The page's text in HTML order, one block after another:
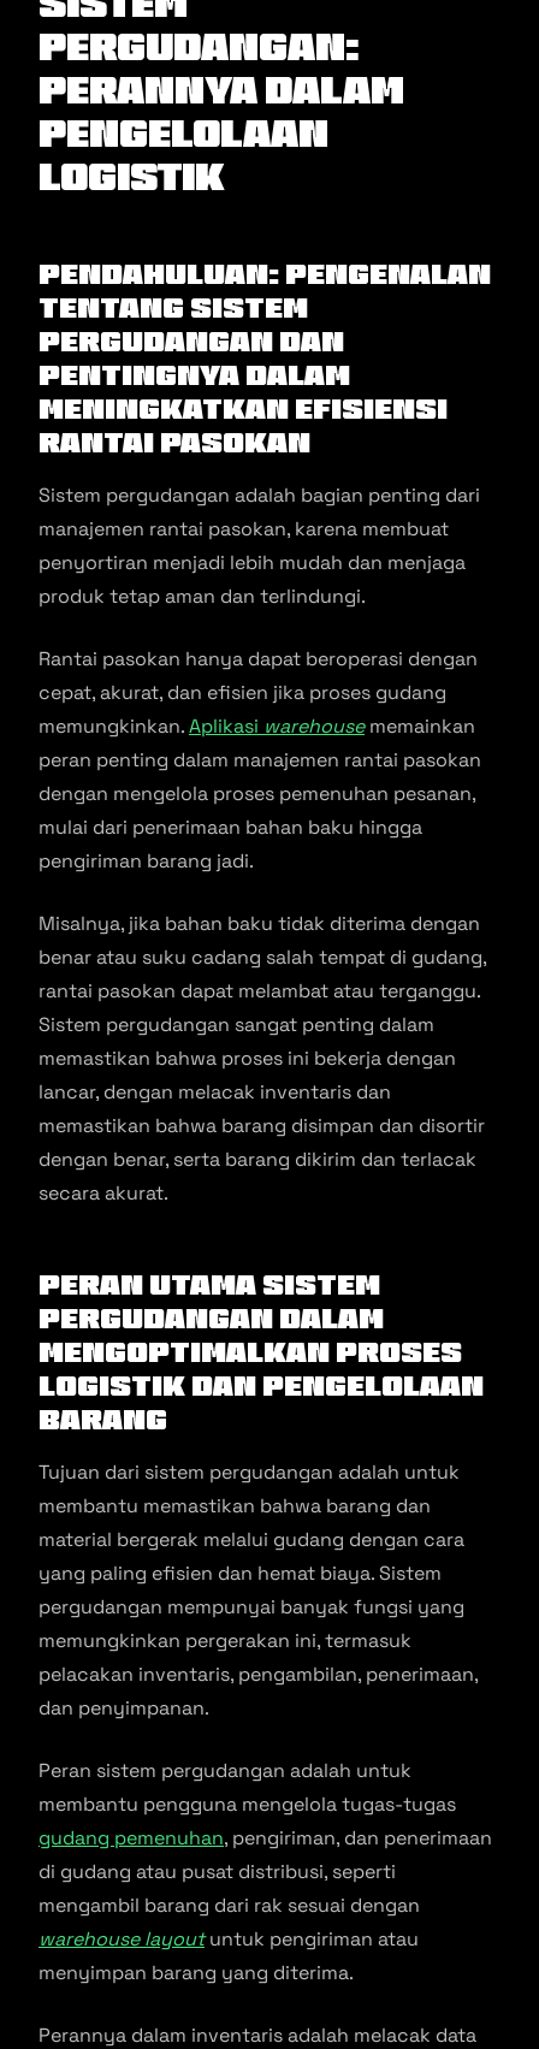
Pergudangan:
Perannya dalam
Pengelolaan
Logistik
Pendahuluan: Pengenalan
tentang Sistem
Pergudangan dan
Pentingnya dalam
Meningkatkan Efisiensi
Rantai Pasokan
Sistem pergudangan adalah bagian penting dari
manajemen rantai pasokan, karena membuat
penyortiran menjadi lebih mudah dan menjaga
produk tetap aman dan terlindungi.
Rantai pasokan hanya dapat beroperasi dengan
cepat, akurat, dan efisien jika proses gudang
memungkinkan.Aplikasi warehousememainkan
peran penting dalam manajemen rantai pasokan
dengan mengelola proses pemenuhan pesanan,
mulai dari penerimaan bahan baku hingga
pengiriman barang jadi.
Misalnya, jika bahan baku tidak diterima dengan
benar atau suku cadang salah tempat di gudang,
rantai pasokan dapat melambat atau terganggu.
Sistem pergudangan sangat penting dalam
memastikan bahwa proses ini bekerja dengan
lancar, dengan melacak inventaris dan
memastikan bahwa barang disimpan dan disortir
dengan benar, serta barang dikirim dan terlacak
secara akurat.
Peran Utama Sistem
Pergudangan dalam
Mengoptimalkan Proses
Logistik dan Pengelolaan
Barang
Tujuan dari sistem pergudangan adalah untuk
membantu memastikan bahwa barang dan
material bergerak melalui gudang dengan cara
yang paling efisien dan hemat biaya. Sistem
pergudangan mempunyai banyak fungsi yang
memungkinkan pergerakan ini, termasuk
pelacakan inventaris, pengambilan, penerimaan,
dan penyimpanan.
Peran sistem pergudangan adalah untuk
membantu pengguna mengelola tugas-tugas
gudang pemenuhan, pengiriman, dan penerimaan
di gudang atau pusat distribusi, seperti
mengambil barang dari rak sesuai dengan
warehouse layoutuntuk pengiriman atau
menyimpan barang yang diterima.
Perannya dalam inventaris adalah melacak data